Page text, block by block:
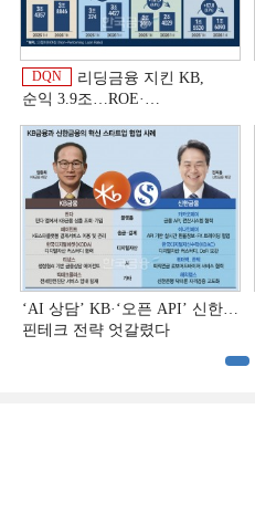
DQN
리딩금융 지킨 KB,
순익 3.9조…ROE·
상반기 금융 리그테이블]
‘AI 상담’ KB·‘오픈 API’ 신한…
핀테크 전략 엇갈렸다